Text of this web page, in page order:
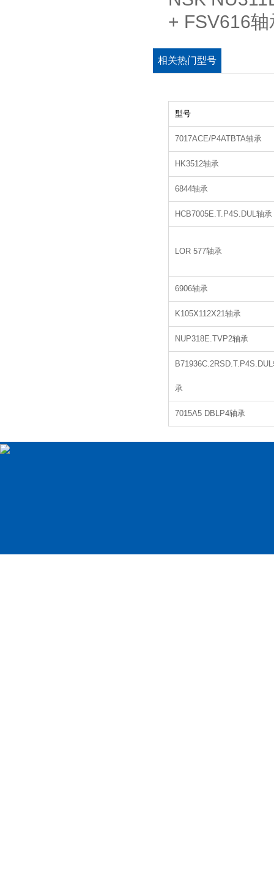
+ FSV616
相关热门型号
型号
7017ACE/P4ATBTA轴承
HK3512轴承
6844轴承
HCB7005E.T.P4S.DUL轴承
LOR 577轴承
6906轴承
K105X112X21轴承
NUP318E.TVP2轴承
承
7015A5 DBLP4轴承